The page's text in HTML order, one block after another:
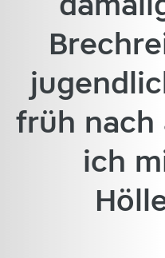
früh nach
ich